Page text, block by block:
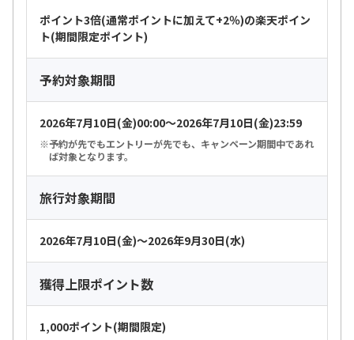
ポイント3倍(通常ポイントに加えて+2％)の楽天ポイン
ト(期間限定ポイント)
予約対象期間
2026年7月10日(金)00:00～2026年7月10日(金)23:59
予約が先でもエントリーが先でも、キャンペーン期間中であれ
ば対象となります。
旅行対象期間
2026年7月10日(金)～2026年9月30日(水)
獲得上限ポイント数
1,000ポイント(期間限定)